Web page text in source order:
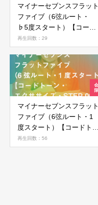
マイナーセブンスフラット
ファイブ（6弦ルート・
♭5度スタート）【コード
トーン・エクササイズ・
STEP 08】
再生回数：29
マイナーセブンスフラット
ファイブ（6弦ルート・1
度スタート）【コードトー
ン・エクササイズ・STEP
06】
再生回数：56